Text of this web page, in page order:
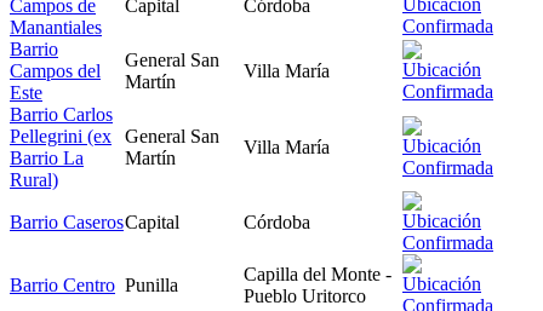
Campos de
Manantiales
Capital Córdoba
Barrio
Campos del
Este
General San
Martín
Villa María
Barrio Carlos
Pellegrini (ex
Barrio La
Rural)
General San
Martín
Villa María
Barrio CaserosCapital Córdoba
Barrio Centro Punilla
Capilla del Monte -
Pueblo Uritorco